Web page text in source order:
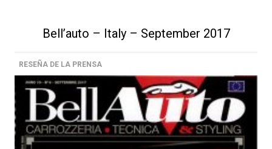
Bell’auto – Italy – September 2017
RESEÑA DE LA PRENSA